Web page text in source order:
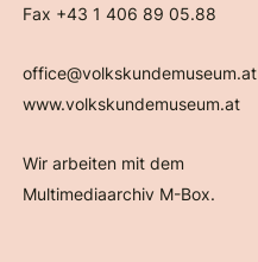
Fax +43 1 406 89 05.88
office@volkskundemuseum.at
www.volkskundemuseum.at
Wir arbeiten mit dem
Multimediaarchiv M-Box.